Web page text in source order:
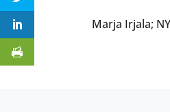
Marja Irjala;